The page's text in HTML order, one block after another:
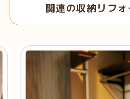
関連の収納リフ